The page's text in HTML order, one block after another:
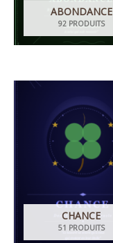
ABONDANCE
92 PRODUITS
CHANCE
51 PRODUITS